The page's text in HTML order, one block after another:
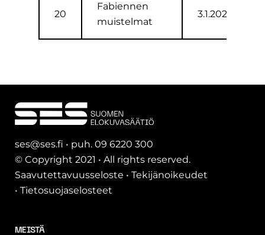
20
Fabiennen
muistelmat
3.1.2020
ses@ses.fi • puh. 09 6220 300
© Copyright 2021 • All rights reserved.
Saavutettavuusseloste • Tekijänoikeudet
• Tietosuojaselosteet
MEISTÄ